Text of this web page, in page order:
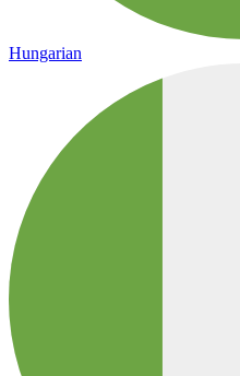
Hungarian